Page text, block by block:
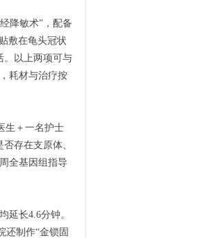
降敏术”，配备
敷在龟头冠状
。以上两项可与
耗材与治疗按
生＋一名护士
存在支原体、
全基因组指导
延长4.6分钟。
还制作“金锁固